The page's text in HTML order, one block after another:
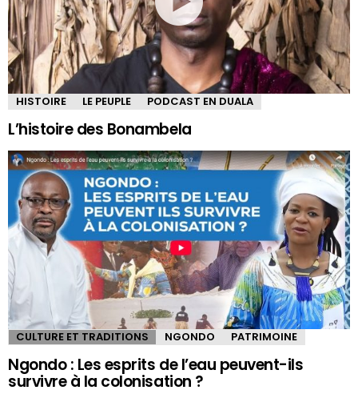
HISTOIRE LE PEUPLE PODCAST EN DUALA
L’histoire des Bonambela
CULTURE ET TRADITIONS NGONDO PATRIMOINE
Ngondo : Les esprits de l’eau peuvent-ils
survivre à la colonisation ?